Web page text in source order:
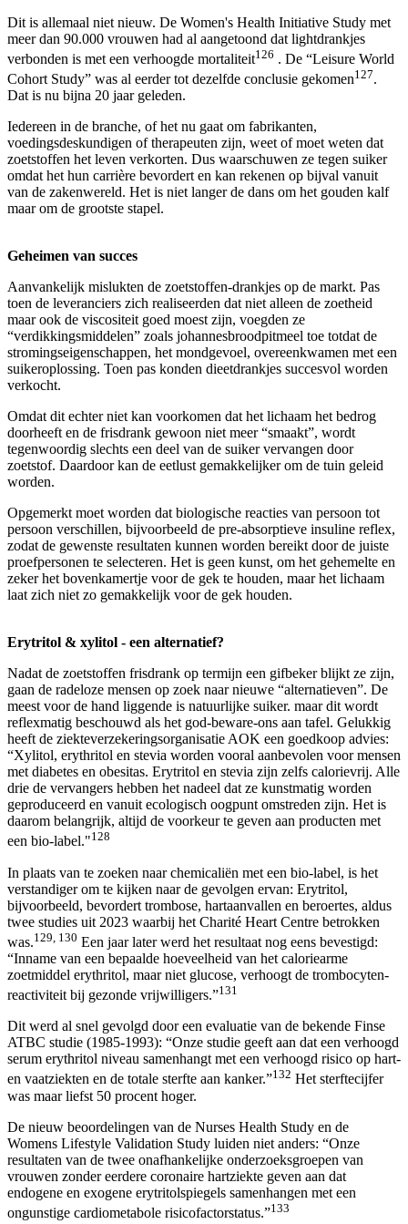
Dit is allemaal niet nieuw. De Women's Health Initiative Study met
meer dan 90.000 vrouwen had al aangetoond dat lightdrankjes
verbonden is met een verhoogde mortaliteit126 . De “Leisure World
Cohort Study” was al eerder tot dezelfde conclusie gekomen127.
Dat is nu bijna 20 jaar geleden.
Iedereen in de branche, of het nu gaat om fabrikanten,
voedingsdeskundigen of therapeuten zijn, weet of moet weten dat
zoetstoffen het leven verkorten. Dus waarschuwen ze tegen suiker
omdat het hun carrière bevordert en kan rekenen op bijval vanuit
van de zakenwereld. Het is niet langer de dans om het gouden kalf
maar om de grootste stapel.
Geheimen van succes
Aanvankelijk mislukten de zoetstoffen-drankjes op de markt. Pas
toen de leveranciers zich realiseerden dat niet alleen de zoetheid
maar ook de viscositeit goed moest zijn, voegden ze
“verdikkingsmiddelen” zoals johannesbroodpitmeel toe totdat de
stromingseigenschappen, het mondgevoel, overeenkwamen met een
suikeroplossing. Toen pas konden dieetdrankjes succesvol worden
verkocht.
Omdat dit echter niet kan voorkomen dat het lichaam het bedrog
doorheeft en de frisdrank gewoon niet meer “smaakt”, wordt
tegenwoordig slechts een deel van de suiker vervangen door
zoetstof. Daardoor kan de eetlust gemakkelijker om de tuin geleid
worden.
Opgemerkt moet worden dat biologische reacties van persoon tot
persoon verschillen, bijvoorbeeld de pre-absorptieve insuline reflex,
zodat de gewenste resultaten kunnen worden bereikt door de juiste
proefpersonen te selecteren. Het is geen kunst, om het gehemelte en
zeker het bovenkamertje voor de gek te houden, maar het lichaam
laat zich niet zo gemakkelijk voor de gek houden.
Erytritol & xylitol - een alternatief?
Nadat de zoetstoffen frisdrank op termijn een gifbeker blijkt ze zijn,
gaan de radeloze mensen op zoek naar nieuwe “alternatieven”. De
meest voor de hand liggende is natuurlijke suiker. maar dit wordt
reflexmatig beschouwd als het god-beware-ons aan tafel. Gelukkig
heeft de ziekteverzekeringsorganisatie AOK een goedkoop advies:
“Xylitol, erythritol en stevia worden vooral aanbevolen voor mensen
met diabetes en obesitas. Erytritol en stevia zijn zelfs calorievrij. Alle
drie de vervangers hebben het nadeel dat ze kunstmatig worden
geproduceerd en vanuit ecologisch oogpunt omstreden zijn. Het is
daarom belangrijk, altijd de voorkeur te geven aan producten met
een bio-label."128
In plaats van te zoeken naar chemicaliën met een bio-label, is het
verstandiger om te kijken naar de gevolgen ervan: Erytritol,
bijvoorbeeld, bevordert trombose, hartaanvallen en beroertes, aldus
twee studies uit 2023 waarbij het Charité Heart Centre betrokken
was.129, 130 Een jaar later werd het resultaat nog eens bevestigd:
“Inname van een bepaalde hoeveelheid van het caloriearme
zoetmiddel erythritol, maar niet glucose, verhoogt de trombocyten-
reactiviteit bij gezonde vrijwilligers.”131
Dit werd al snel gevolgd door een evaluatie van de bekende Finse
ATBC studie (1985-1993): “Onze studie geeft aan dat een verhoogd
serum erythritol niveau samenhangt met een verhoogd risico op hart-
en vaatziekten en de totale sterfte aan kanker.”132 Het sterftecijfer
was maar liefst 50 procent hoger.
De nieuw beoordelingen van de Nurses Health Study en de
Womens Lifestyle Validation Study luiden niet anders: “Onze
resultaten van de twee onafhankelijke onderzoeksgroepen van
vrouwen zonder eerdere coronaire hartziekte geven aan dat
endogene en exogene erytritolspiegels samenhangen met een
ongunstige cardiometabole risicofactorstatus.”133